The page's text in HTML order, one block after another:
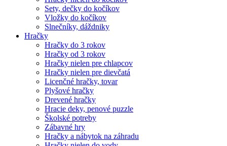
Sety, dečky do kočíkov
Vložky do kočíkov
Slnečníky, dáždniky
Hračky
Hračky do 3 rokov
Hračky od 3 rokov
Hračky nielen pre chlapcov
Hračky nielen pre dievčatá
Licenčné hračky, tovar
Plyšové hračky
Drevené hračky
Hracie deky, penové puzzle
Školské potreby
Zábavné hry
Hračky a nábytok na záhradu